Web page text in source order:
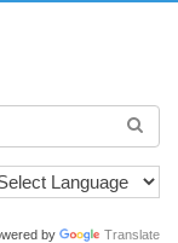
by Translate